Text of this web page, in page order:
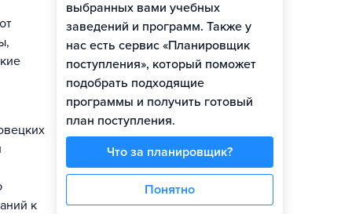
к
выбранных вами учебных
заведений и программ. Также у
нас есть сервис «Планировщик
поступления», который поможет
подобрать подходящие
программы и получить готовый
план поступления.
Что за планировщик?
Понятно